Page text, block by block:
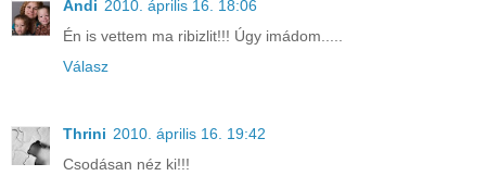
Andi 2010. április 16. 18:06
Én is vettem ma ribizlit!!! Úgy imádom.....
Válasz
Thrini 2010. április 16. 19:42
Csodásan néz ki!!!